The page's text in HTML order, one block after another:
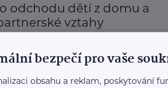
odchodu dětí z domu a
vztahy
bezpečí pro vaše
obsahu a reklam, poskytování